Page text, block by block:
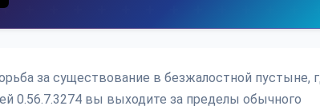
за существование в безжалостной пустыне,
0.56.7.3274 вы выходите за пределы обычного